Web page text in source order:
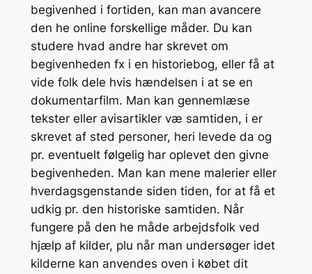
begivenhed i fortiden, kan man avancere
den he online forskellige måder. Du kan
studere hvad andre har skrevet om
begivenheden fx i en historiebog, eller få at
vide folk dele hvis hændelsen i at se en
dokumentarfilm. Man kan gennemlæse
tekster eller avisartikler væ samtiden, i er
skrevet af sted personer, heri levede da og
pr. eventuelt følgelig har oplevet den givne
begivenheden. Man kan mene malerier eller
hverdagsgenstande siden tiden, for at få et
udkig pr. den historiske samtiden. Når
fungere på den he måde arbejdsfolk ved
hjælp af kilder, plu når man undersøger idet
kilderne kan anvendes oven i købet dit